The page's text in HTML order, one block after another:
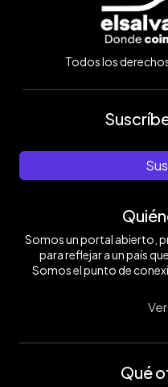
Todos los
Somos un portal abierto,
para reflejar a un país
Somos el punto de
Qué